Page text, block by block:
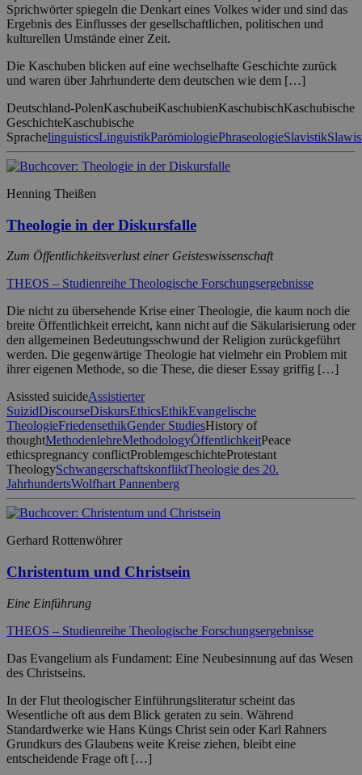
Sprichwörter spiegeln die Denkart eines Volkes wider und sind das
Ergebnis des Einflusses der gesellschaftlichen, politischen und
kulturellen Umstände einer Zeit.
Die Kaschuben blicken auf eine wechselhafte Geschichte zurück
und waren über Jahrhunderte dem deutschen wie dem […]
Deutschland-PolenKaschubeiKaschubienKaschubischKaschubische
GeschichteKaschubische
SprachelinguisticsLinguistikParömiologiePhraseologieSlavistik
Henning Theißen
Theologie in der Diskursfalle
Zum Öffentlichkeitsverlust einer Geisteswissenschaft
THEOS – Studienreihe Theologische Forschungsergebnisse
Die nicht zu übersehende Krise einer Theologie, die kaum noch die
breite Öffentlichkeit erreicht, kann nicht auf die Säkularisierung oder
den allgemeinen Bedeutungsschwund der Religion zurückgeführt
werden. Die gegenwärtige Theologie hat vielmehr ein Problem mit
ihrer eigenen Methode, so die These, die dieser Essay griffig […]
Asissted suicideAssistierter
SuizidDiscourseDiskursEthicsEthikEvangelische
TheologieFriedensethikGender StudiesHistory of
thoughtMethodenlehreMethodologyÖffentlichkeitPeace
ethicspregnancy conflictProblemgeschichteProtestant
TheologySchwangerschaftskonfliktTheologie des 20.
JahrhundertsWolfhart Pannenberg
Gerhard Rottenwöhrer
Christentum und Christsein
Eine Einführung
THEOS – Studienreihe Theologische Forschungsergebnisse
Das Evangelium als Fundament: Eine Neubesinnung auf das Wesen
des Christseins.
In der Flut theologischer Einführungsliteratur scheint das
Wesentliche oft aus dem Blick geraten zu sein. Während
Standardwerke wie Hans Küngs Christ sein oder Karl Rahners
Grundkurs des Glaubens weite Kreise ziehen, bleibt eine
entscheidende Frage oft […]